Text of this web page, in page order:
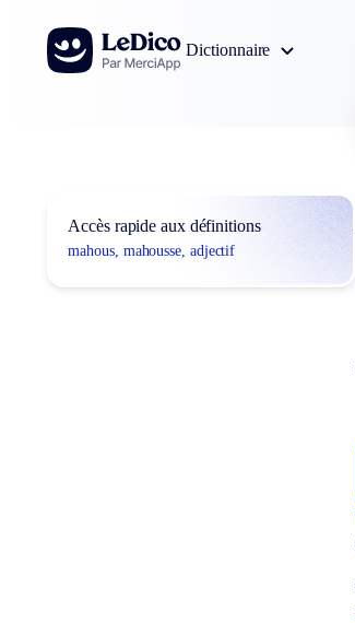
Aller au contenu
Dictionnaire
Accès rapide aux définitions
mahous, mahousse, adjectif